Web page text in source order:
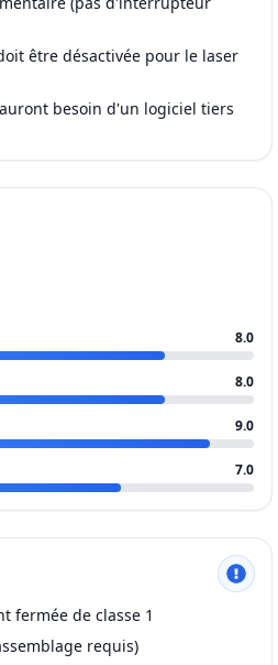
être désactivée pour le laser
besoin d'un logiciel tiers
8.0
8.0
9.0
7.0
fermée de classe 1
requis)